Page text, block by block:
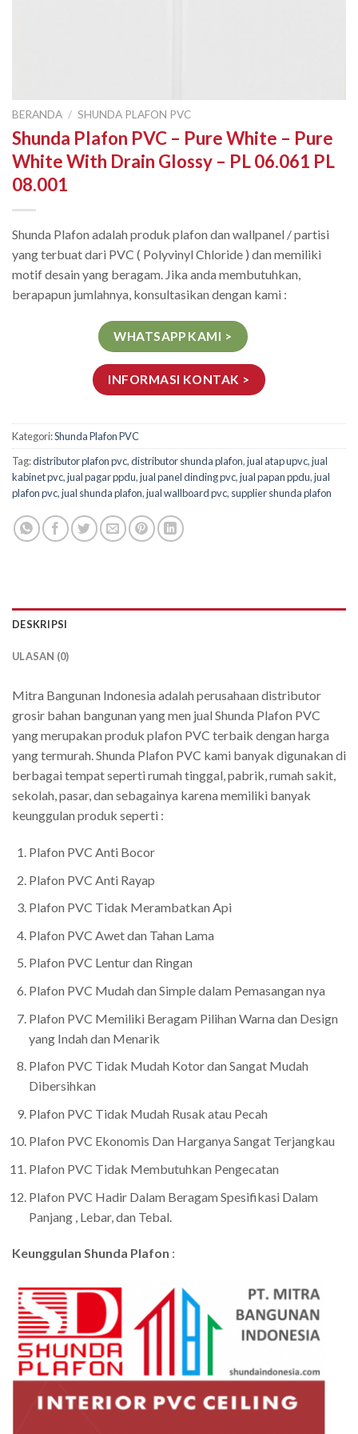
BERANDA / SHUNDA PLAFON PVC
Shunda Plafon PVC – Pure White – Pure
White With Drain Glossy – PL 06.061 PL
08.001
Shunda Plafon adalah produk plafon dan wallpanel / partisi
yang terbuat dari PVC ( Polyvinyl Chloride ) dan memiliki
motif desain yang beragam. Jika anda membutuhkan,
berapapun jumlahnya, konsultasikan dengan kami :
WHATSAPP KAMI >
INFORMASI KONTAK >
Kategori:Shunda Plafon PVC
Tag:distributor plafon pvc,distributor shunda plafon,jual atap upvc,jual
kabinet pvc,jual pagar ppdu,jual panel dinding pvc,jual papan ppdu,jual
plafon pvc,jual shunda plafon,jual wallboard pvc, supplier shunda plafon
DESKRIPSI
ULASAN (0)
Mitra Bangunan Indonesia adalah perusahaan distributor
grosir bahan bangunan yang men jual Shunda Plafon PVC
yang merupakan produk plafon PVC terbaik dengan harga
yang termurah. Shunda Plafon PVC kami banyak digunakan di
berbagai tempat seperti rumah tinggal, pabrik, rumah sakit,
sekolah, pasar, dan sebagainya karena memiliki banyak
keunggulan produk seperti :
Plafon PVC Anti Bocor
Plafon PVC Anti Rayap
Plafon PVC Tidak Merambatkan Api
Plafon PVC Awet dan Tahan Lama
Plafon PVC Lentur dan Ringan
Plafon PVC Mudah dan Simple dalam Pemasangan nya
Plafon PVC Memiliki Beragam Pilihan Warna dan Design
yang Indah dan Menarik
Plafon PVC Tidak Mudah Kotor dan Sangat Mudah
Dibersihkan
Plafon PVC Tidak Mudah Rusak atau Pecah
Plafon PVC Ekonomis Dan Harganya Sangat Terjangkau
Plafon PVC Tidak Membutuhkan Pengecatan
Plafon PVC Hadir Dalam Beragam Spesifikasi Dalam
Panjang , Lebar, dan Tebal.
Keunggulan Shunda Plafon :